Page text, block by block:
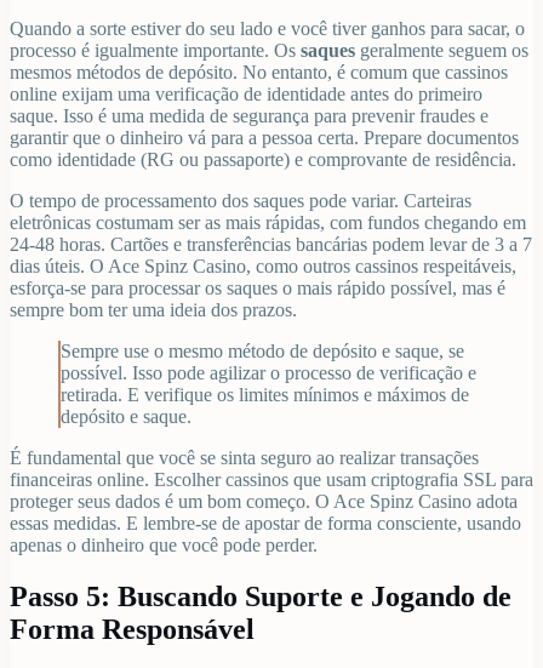
Quando a sorte estiver do seu lado e você tiver ganhos para sacar, o
processo é igualmente importante. Os saques geralmente seguem os
mesmos métodos de depósito. No entanto, é comum que cassinos
online exijam uma verificação de identidade antes do primeiro
saque. Isso é uma medida de segurança para prevenir fraudes e
garantir que o dinheiro vá para a pessoa certa. Prepare documentos
como identidade (RG ou passaporte) e comprovante de residência.
O tempo de processamento dos saques pode variar. Carteiras
eletrônicas costumam ser as mais rápidas, com fundos chegando em
24-48 horas. Cartões e transferências bancárias podem levar de 3 a 7
dias úteis. O Ace Spinz Casino, como outros cassinos respeitáveis,
esforça-se para processar os saques o mais rápido possível, mas é
sempre bom ter uma ideia dos prazos.
Sempre use o mesmo método de depósito e saque, se
possível. Isso pode agilizar o processo de verificação e
retirada. E verifique os limites mínimos e máximos de
depósito e saque.
É fundamental que você se sinta seguro ao realizar transações
financeiras online. Escolher cassinos que usam criptografia SSL para
proteger seus dados é um bom começo. O Ace Spinz Casino adota
essas medidas. E lembre-se de apostar de forma consciente, usando
apenas o dinheiro que você pode perder.
Passo 5: Buscando Suporte e Jogando de
Forma Responsável